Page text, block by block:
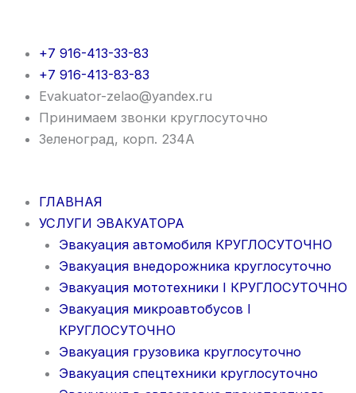
+7 916-413-33-83
+7 916-413-83-83
Evakuator-zelao@yandex.ru
Принимаем звонки круглосуточно
Зеленоград, корп. 234А
ГЛАВНАЯ
УСЛУГИ ЭВАКУАТОРА
Эвакуация автомобиля КРУГЛОСУТОЧНО
Эвакуация внедорожника круглосуточно
Эвакуация мототехники I КРУГЛОСУТОЧНО
Эвакуация микроавтобусов I
КРУГЛОСУТОЧНО
Эвакуация грузовика круглосуточно
Эвакуация спецтехники круглосуточно
содержимому